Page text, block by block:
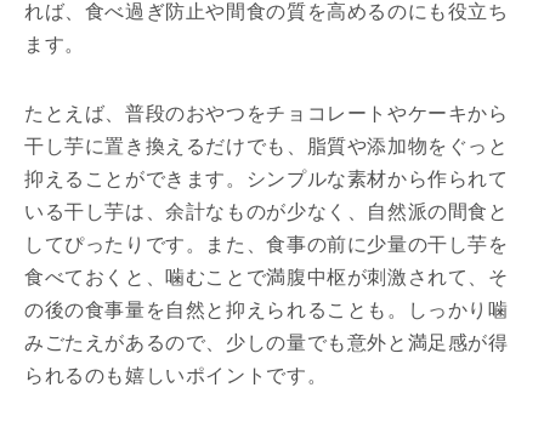
れば、食べ過ぎ防止や間食の質を高めるのにも役立ち
ます。
たとえば、普段のおやつをチョコレートやケーキから
干し芋に置き換えるだけでも、脂質や添加物をぐっと
抑えることができます。シンプルな素材から作られて
いる干し芋は、余計なものが少なく、自然派の間食と
してぴったりです。また、食事の前に少量の干し芋を
食べておくと、噛むことで満腹中枢が刺激されて、そ
の後の食事量を自然と抑えられることも。しっかり噛
みごたえがあるので、少しの量でも意外と満足感が得
られるのも嬉しいポイントです。